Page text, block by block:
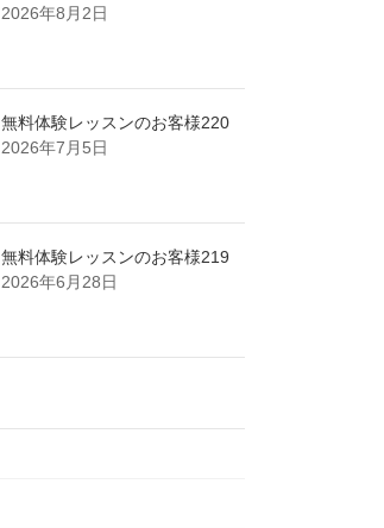
2026年8月2日
無料体験レッスンのお客様220
2026年7月5日
無料体験レッスンのお客様219
2026年6月28日